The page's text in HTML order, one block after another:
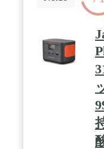
店まで連絡くだ
は、製品の品質
対象外。その場
わせください。
ます。※返金は
可能 ※中古品の
が異なります。
コードセット、
ブル（1.5m）、
簡易LEDランタ
PowerArQ Solar
STSL120FD-
/ STSL120M ）を